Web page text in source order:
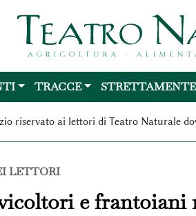
TRACCE
riservato ai lettori di Teatro Naturale
LETTORI
e frantoiani